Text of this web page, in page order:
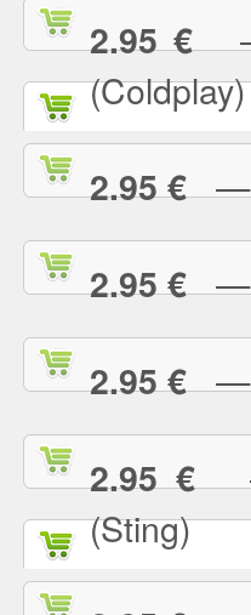
2.95 €—
(Coldplay)
2.95 €—
2.95 €—
2.95 €—
2.95 €—
(Sting)